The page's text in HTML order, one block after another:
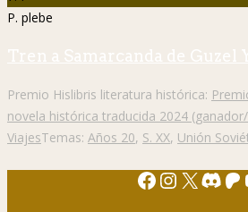
P. plebe
Tren a Samarcanda de Guzel
Premio Hislibris literatura histórica:
novela histórica traducida 2024
ViajesTemas: Años 20, S. XX, Unión
Facebook
X